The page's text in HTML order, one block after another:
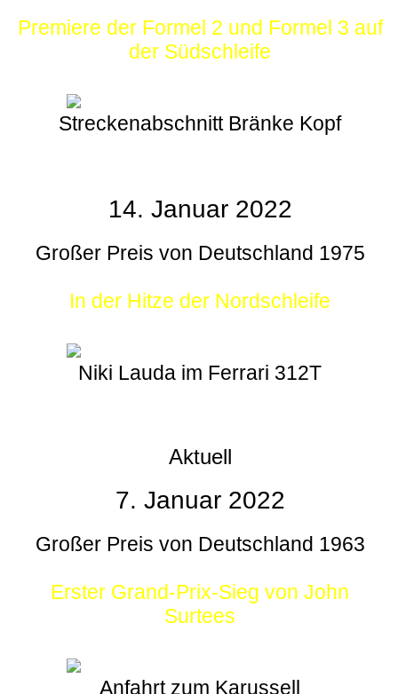
Premiere der Formel 2 und Formel 3 auf
der Südschleife
Streckenabschnitt Bränke Kopf
14. Januar 2022
Großer Preis von Deutschland 1975
In der Hitze der Nordschleife
Niki Lauda im Ferrari 312T
Aktuell
7. Januar 2022
Großer Preis von Deutschland 1963
Erster Grand-Prix-Sieg von John
Surtees
Anfahrt zum Karussell